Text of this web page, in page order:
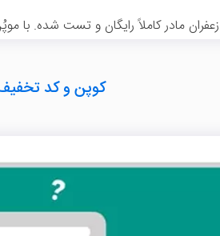
مادر کاملاً رایگان و تست شده. با موپُن
کوپن و کد تخفیف